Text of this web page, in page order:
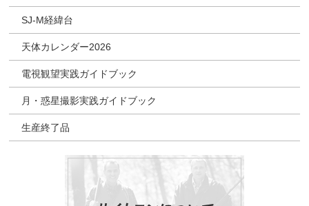
SJ-M経緯台
天体カレンダー2026
電視観望実践ガイドブック
月・惑星撮影実践ガイドブック
生産終了品